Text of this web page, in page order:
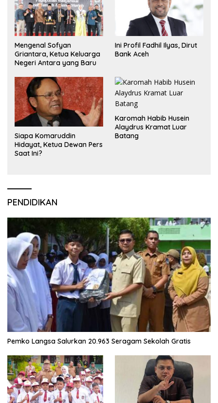
Mengenal Sofyan
Griantara, Ketua Keluarga
Negeri Antara yang Baru
Ini Profil Fadhil Ilyas, Dirut
Bank Aceh
Siapa Komaruddin
Hidayat, Ketua Dewan Pers
Saat Ini?
Karomah Habib Husein
Alaydrus Kramat Luar
Batang
PENDIDIKAN
Pemko Langsa Salurkan 20.963 Seragam Sekolah Gratis